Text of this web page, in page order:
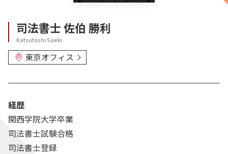
司法書士佐伯 勝利
Katsutoshi Saeki
東京オフィス
経歴
関西学院大学卒業
司法書士試験合格
司法書士登録